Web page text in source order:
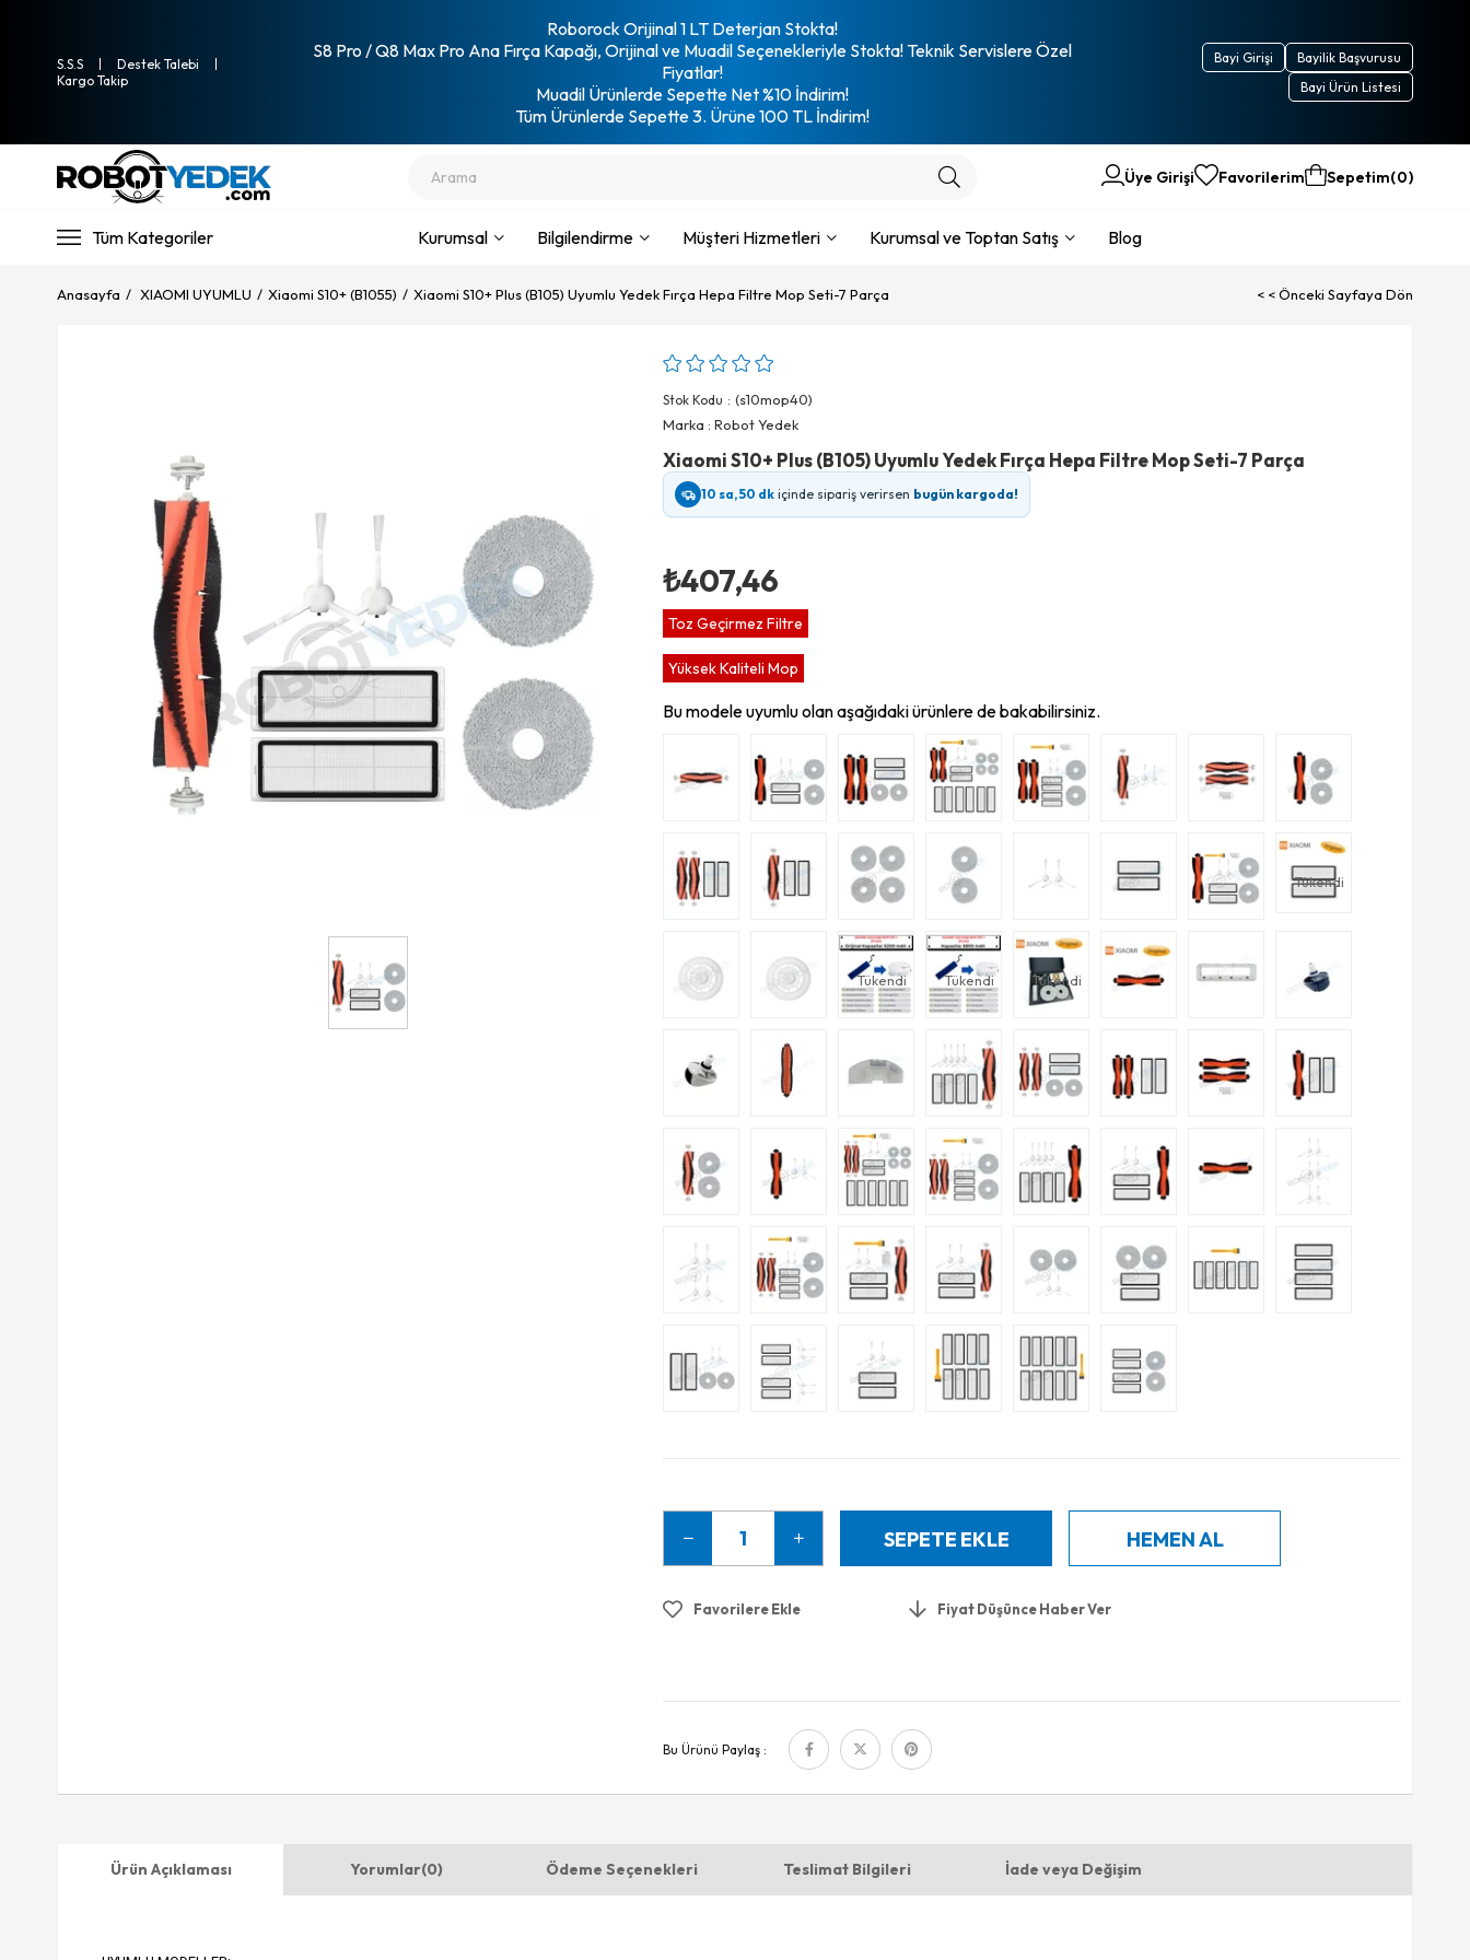
S.S.S
Destek Talebi
Kargo Takip
Roborock Orijinal 1 LT Deterjan Stokta!
S8 Pro / Q8 Max Pro Ana Fırça Kapağı, Orijinal ve Muadil Seçenekleriyle Stokta! Teknik Servislere Özel
Fiyatlar!
Muadil Ürünlerde Sepette Net %10 İndirim!
Tüm Ürünlerde Sepette 3. Ürüne 100 TL İndirim!
Bayilik Başvurusu
Bayi Girişi
Bayi Ürün Listesi
Üye Girişi Favorilerim Sepetim 0
Tüm Kategoriler Kurumsal Bilgilendirme Müşteri Hizmetleri Kurumsal ve Toptan Satış Blog
Anasayfa XIAOMI UYUMLU Xiaomi S10+ (B1055) Xiaomi S10+ Plus (B105) Uyumlu Yedek Fırça Hepa Filtre Mop Seti-7 Parça < < Önceki Sayfaya Dön
Stok Kodu
(s10mop40)
Marka : Robot Yedek
Xiaomi S10+ Plus (B105) Uyumlu Yedek Fırça Hepa Filtre Mop Seti-7 Parça
10 sa, 50 dk içinde sipariş verirsen bugün kargoda!
₺407,46
Toz Geçirmez Filtre
Yüksek Kaliteli Mop
Bu modele uyumlu olan aşağıdaki ürünlere de bakabilirsiniz.
Tükendi
Tükendi Tükendi Tükendi
Favorilere Ekle Fiyat Düşünce Haber Ver
Bu Ürünü Paylaş :
Ürün Açıklaması Yorumlar(0) Ödeme Seçenekleri Teslimat Bilgileri İade veya Değişim